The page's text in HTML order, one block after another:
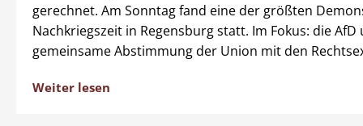
gerechnet. Am Sonntag fand eine der größten
Nachkriegszeit in Regensburg statt. Im Fokus: die AfD
gemeinsame Abstimmung der Union mit den
Weiter lesen